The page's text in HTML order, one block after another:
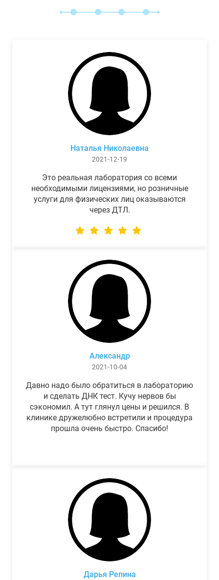
Наталья Николаевна
2021-12-19
Это реальная лаборатория со всеми
необходимыми лицензиями, но розничные
услуги для физических лиц оказываются
через ДТЛ.
Александр
2021-10-04
Давно надо было обратиться в лабораторию
и сделать ДНК тест. Кучу нервов бы
сэкономил. А тут глянул цены и решился. В
клинике дружелюбно встретили и процедура
прошла очень быстро. Спасибо!
Дарья Репина